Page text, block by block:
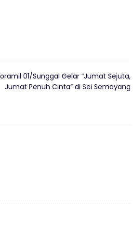
01/Sunggal Gelar “Jumat Sejuta,
Jumat Penuh Cinta” di Sei Semayang